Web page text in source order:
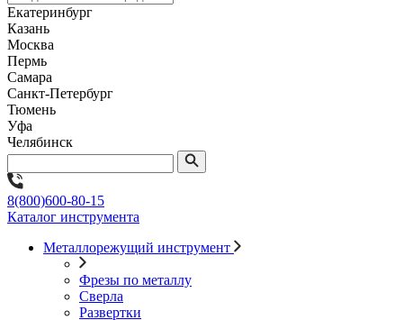
Екатеринбург
Казань
Москва
Пермь
Самара
Санкт-Петербург
Тюмень
Уфа
Челябинск
8(800)600-80-15
Каталог инструмента
Металлорежущий инструмент
Фрезы по металлу
Сверла
Развертки